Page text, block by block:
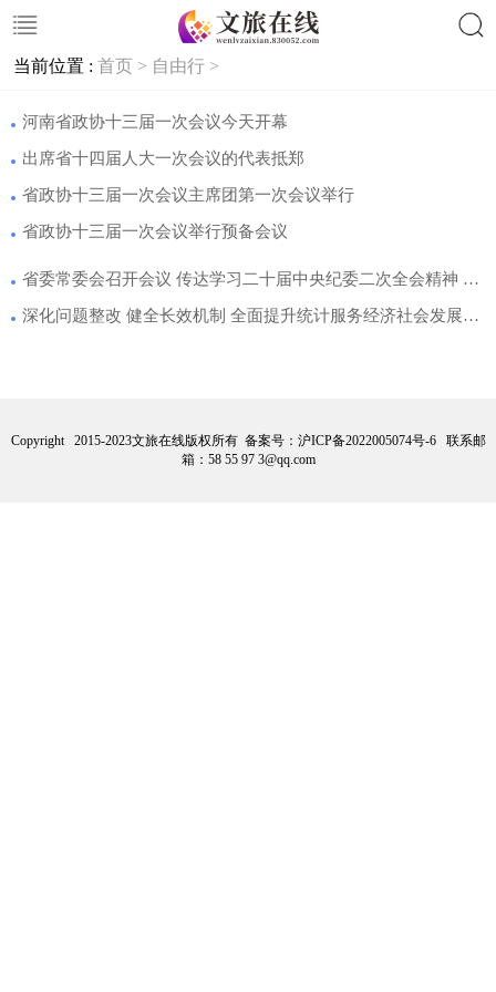
当前位置 : 首页 > 自由行 >
河南省政协十三届一次会议今天开幕
出席省十四届人大一次会议的代表抵郑
省政协十三届一次会议主席团第一次会议举行
省政协十三届一次会议举行预备会议
省委常委会召开会议 传达学习二十届中央纪委二次全会精神 研究全面从严治党、政法、统战等工作 楼阳生主持并讲话
深化问题整改 健全长效机制 全面提升统计服务经济社会发展能力
Copyright 2015-2023文旅在线版权所有 备案号： 沪ICP备2022005074号-6联系邮
箱：58 55 97 3@qq.com